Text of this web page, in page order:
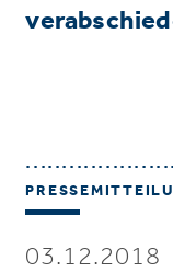
03.12.2018